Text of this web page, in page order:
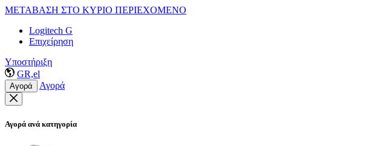
ΜΕΤΑΒΑΣΗ ΣΤΟ ΚΥΡΙΟ ΠΕΡΙΕΧΟΜΕΝΟ
Logitech G
Επιχείρηση
Υποστήριξη
GR,el
Αγορά Αγορά
Αγορά ανά κατηγορία